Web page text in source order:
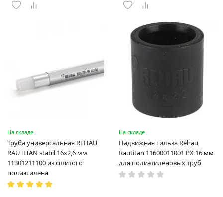
На складе
Труба универсальная REHAU
RAUTITAN stabil 16х2,6 мм
11301211100 из сшитого
полиэтилена
На складе
Надвижная гильза Rehau
Rautitan 11600011001 PX 16 мм
для полиэтиленовых труб